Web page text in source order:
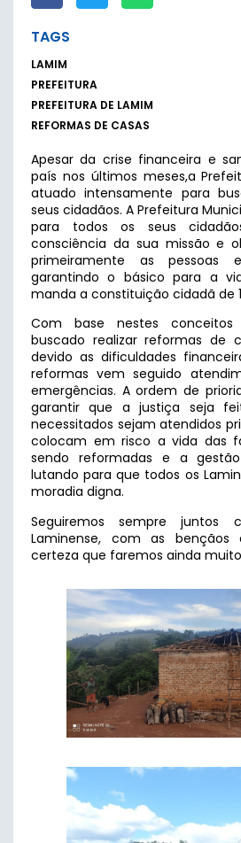
TAGS
LAMIM
PREFEITURA
PREFEITURA DE LAMIM
REFORMAS DE CASAS
Apesar da crise financeira e
país nos últimos meses,a
atuado intensamente para
seus cidadãos. A Prefeitura
para todos os seus
consciência da sua missão e
primeiramente as pessoas
garantindo o básico para a
manda a constituição cidadã de
Com base nestes
buscado realizar reformas de
devido as dificuldades
reformas vem seguido
emergências. A ordem de
garantir que a justiça seja
necessitados sejam atendidos
colocam em risco a vida das
sendo reformadas e a
lutando para que todos os
moradia digna.
Seguiremos sempre juntos
Laminense, com as
certeza que faremos ainda